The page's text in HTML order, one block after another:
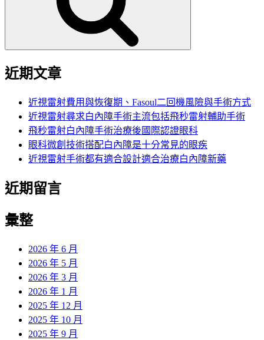
近期文章
近視雷射費用與恢復期、Fasoul二回機風險與手術方式
近視雷射尋求白內障手術主流包括飛秒雷射輔助手術
飛秒雷射白內障手術治療後國際認證眼科
眼科微創技術搭配白內障是十分常見的眼疾
近視雷射手術都有適合設計適合治療白內障新藥
近期留言
彙整
2026 年 6 月
2026 年 5 月
2026 年 3 月
2026 年 1 月
2025 年 12 月
2025 年 10 月
2025 年 9 月